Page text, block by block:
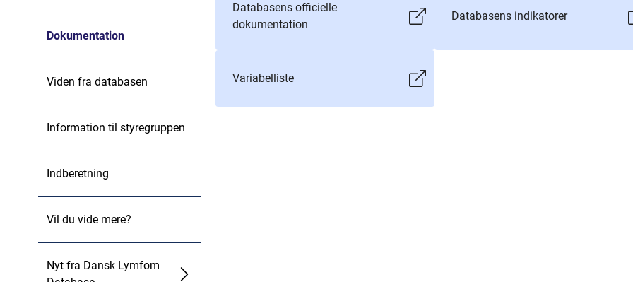
Dokumentation
Viden fra databasen
Information til styregruppen
Indberetning
Vil du vide mere?
Nyt fra Dansk Lymfom
Databasens officielle
dokumentation
Databasens indikatorer
Variabelliste